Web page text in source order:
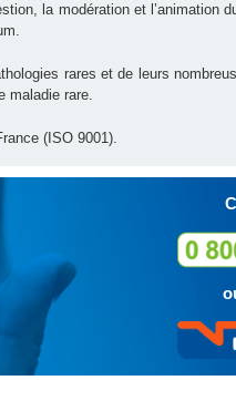
la modération et l’animation
rares et de leurs
maladie rare.
(ISO 9001).